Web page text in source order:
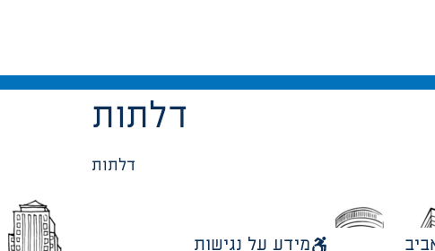
דלתות
דלתות
מידע על נגישות